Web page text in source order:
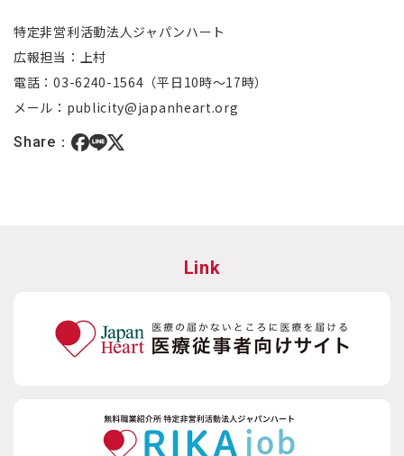
特定非営利活動法人ジャパンハート
広報担当：上村
電話：03-6240-1564（平日10時～17時）
メール：publicity@japanheart.org
Share：
Link